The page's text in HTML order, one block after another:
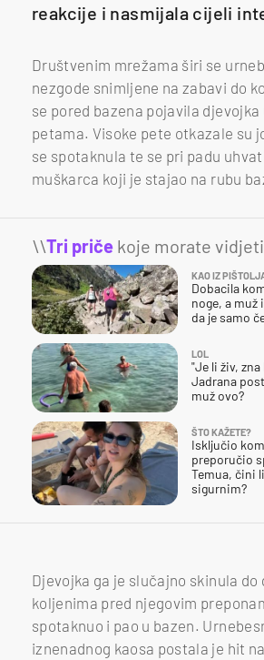
reakcije i nasmijala cijeli
Društvenim mrežama širi se
nezgode snimljene na zabavi do
se pored bazena pojavila djevojka
petama. Visoke pete otkazale su
se spotaknula te se pri padu
muškarca koji je stajao na rubu
\\Tri priče koje morate vidjeti
KAO IZ
Dobacila
noge, a muž
da je samo
LOL
"Je li živ,
Jadrana
muž ovo?
ŠTO KAŽETE?
Isključio
preporučio
Temua, čini
sigurnim?
Djevojka ga je slučajno skinula do
koljenima pred njegovim
spotaknuo i pao u bazen.
iznenadnog kaosa postala je hit